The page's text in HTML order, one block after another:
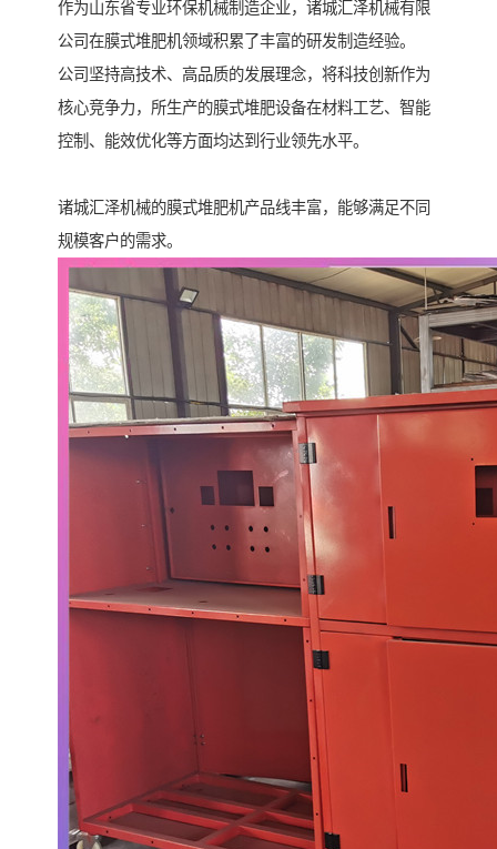
作为山东省专业环保机械制造企业，诸城汇泽机械有限
公司在膜式堆肥机领域积累了丰富的研发制造经验。
公司坚持高技术、高品质的发展理念，将科技创新作为
核心竞争力，所生产的膜式堆肥设备在材料工艺、智能
控制、能效优化等方面均达到行业领先水平。
诸城汇泽机械的膜式堆肥机产品线丰富，能够满足不同
规模客户的需求。